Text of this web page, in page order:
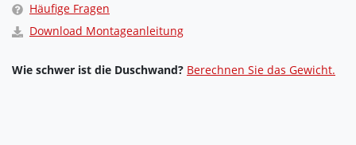
Häufige Fragen
Download Montageanleitung
Wie schwer ist die Duschwand? Berechnen Sie das Gewicht.